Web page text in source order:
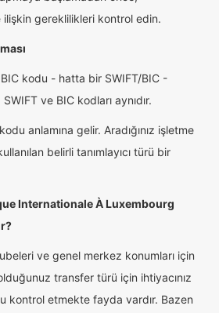
gereklilikleri kontrol edin.
kodu - hatta bir SWIFT/BIC -
ve BIC kodları aynıdır.
anlamına gelir. Aradığınız işletme
belirli tanımlayıcı türü bir
Internationale À Luxembourg
ve genel merkez konumları için
transfer türü için ihtiyacınız
kontrol etmekte fayda vardır. Bazen